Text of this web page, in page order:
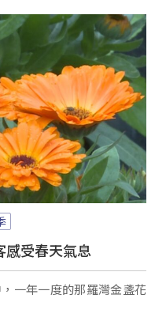
感受春天氣息
一年一度的那羅灣金盞花